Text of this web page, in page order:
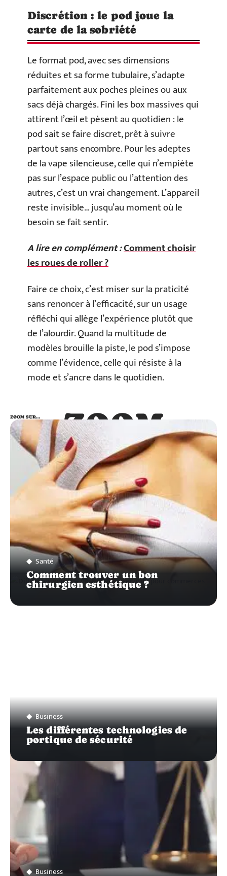
Discrétion : le pod joue la
carte de la sobriété
Le format pod, avec ses dimensions
réduites et sa forme tubulaire, s’adapte
parfaitement aux poches pleines ou aux
sacs déjà chargés. Fini les box massives qui
attirent l’œil et pèsent au quotidien : le
pod sait se faire discret, prêt à suivre
partout sans encombre. Pour les adeptes
de la vape silencieuse, celle qui n’empiète
pas sur l’espace public ou l’attention des
autres, c’est un vrai changement. L’appareil
reste invisible… jusqu’au moment où le
besoin se fait sentir.
A lire en complément :Comment choisir
les roues de roller ?
Faire ce choix, c’est miser sur la praticité
sans renoncer à l’efficacité, sur un usage
réfléchi qui allège l’expérience plutôt que
de l’alourdir. Quand la multitude de
modèles brouille la piste, le pod s’impose
comme l’évidence, celle qui résiste à la
mode et s’ancre dans le quotidien.
ZOOM
SUR…
ZOOM SUR…
Santé
Comment trouver un bon
chirurgien esthétique ?
Business
Les différentes technologies de
portique de sécurité
Business